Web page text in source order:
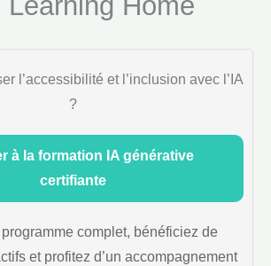
l’accessibilité et l’inclusion avec l’IA
?
à la formation IA générative
certifiante
complet, bénéficiez de
et profitez d’un accompagnement